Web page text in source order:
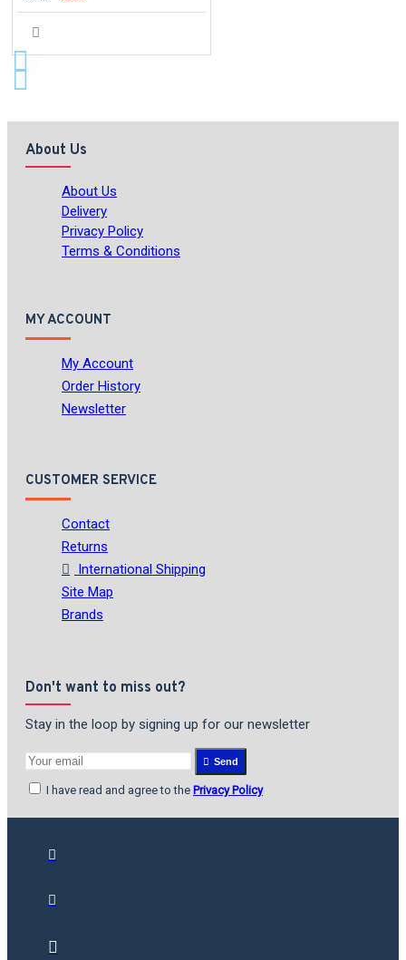
About Us
About Us
Delivery
Privacy Policy
Terms & Conditions
MY ACCOUNT
My Account
Order History
Newsletter
CUSTOMER SERVICE
Contact
Returns
International Shipping
Site Map
Brands
Don't want to miss out?
Stay in the loop by signing up for our newsletter
Send
I have read and agree to the Privacy Policy